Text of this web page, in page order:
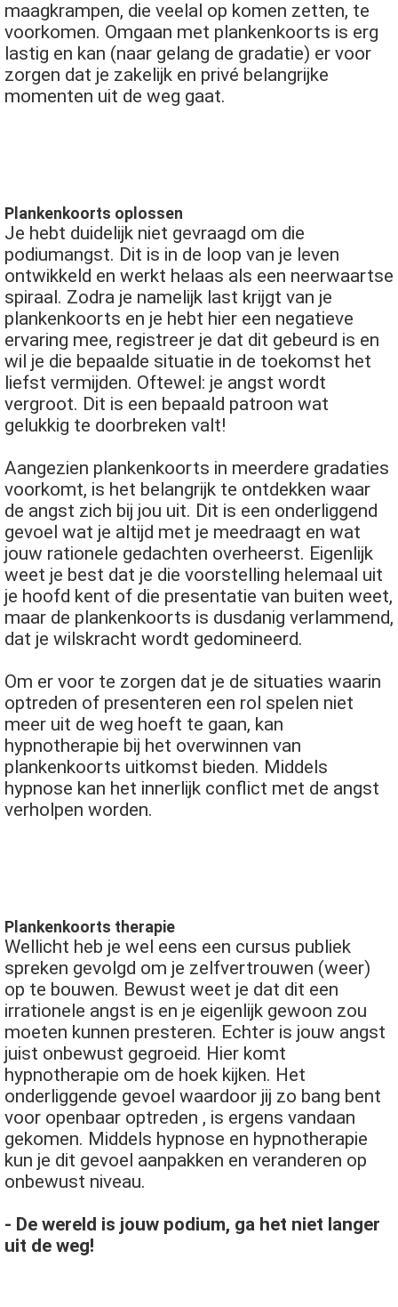
maagkrampen, die veelal op komen zetten, te
voorkomen. Omgaan met plankenkoorts is erg
lastig en kan (naar gelang de gradatie) er voor
zorgen dat je zakelijk en privé belangrijke
momenten uit de weg gaat.
Plankenkoorts oplossen
Je hebt duidelijk niet gevraagd om die
podiumangst. Dit is in de loop van je leven
ontwikkeld en werkt helaas als een neerwaartse
spiraal. Zodra je namelijk last krijgt van je
plankenkoorts en je hebt hier een negatieve
ervaring mee, registreer je dat dit gebeurd is en
wil je die bepaalde situatie in de toekomst het
liefst vermijden. Oftewel: je angst wordt
vergroot. Dit is een bepaald patroon wat
gelukkig te doorbreken valt!
Aangezien plankenkoorts in meerdere gradaties
voorkomt, is het belangrijk te ontdekken waar
de angst zich bij jou uit. Dit is een onderliggend
gevoel wat je altijd met je meedraagt en wat
jouw rationele gedachten overheerst. Eigenlijk
weet je best dat je die voorstelling helemaal uit
je hoofd kent of die presentatie van buiten weet,
maar de plankenkoorts is dusdanig verlammend,
dat je wilskracht wordt gedomineerd.
Om er voor te zorgen dat je de situaties waarin
optreden of presenteren een rol spelen niet
meer uit de weg hoeft te gaan, kan
hypnotherapie bij het overwinnen van
plankenkoorts uitkomst bieden. Middels
hypnose kan het innerlijk conflict met de angst
verholpen worden.
Plankenkoorts therapie
Wellicht heb je wel eens een cursus publiek
spreken gevolgd om je zelfvertrouwen (weer)
op te bouwen. Bewust weet je dat dit een
irrationele angst is en je eigenlijk gewoon zou
moeten kunnen presteren. Echter is jouw angst
juist onbewust gegroeid. Hier komt
hypnotherapie om de hoek kijken. Het
onderliggende gevoel waardoor jij zo bang bent
voor openbaar optreden , is ergens vandaan
gekomen. Middels hypnose en hypnotherapie
kun je dit gevoel aanpakken en veranderen op
onbewust niveau.
- De wereld is jouw podium, ga het niet langer
uit de weg!